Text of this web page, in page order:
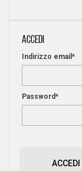
ACCEDI
Indirizzo email*
Password*
ACCEDI